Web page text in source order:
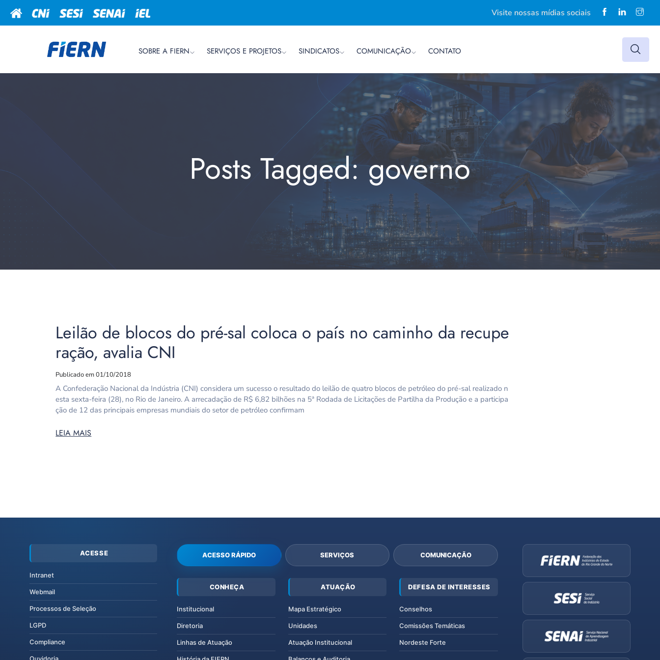
Visite nossas mídias sociais
SOBRE A FIERN SERVIÇOS E PROJETOS SINDICATOS COMUNICAÇÃO CONTATO
Posts Tagged: governo
Leilão de blocos do pré-sal coloca o país no caminho da recupe
ração, avalia CNI
Publicado em 01/10/2018
A Confederação Nacional da Indústria (CNI) considera um sucesso o resultado do leilão de quatro blocos de petróleo do pré-sal realizado n
esta sexta-feira (28), no Rio de Janeiro. A arrecadação de R$ 6,82 bilhões na 5ª Rodada de Licitações de Partilha da Produção e a participa
ção de 12 das principais empresas mundiais do setor de petróleo confirmam
LEIA MAIS
ACESSE
Intranet
Webmail
Processos de Seleção
LGPD
Compliance
Ouvidoria
ACESSO RÁPIDO SERVIÇOS COMUNICAÇÃO
CONHEÇA
Institucional
Diretoria
Linhas de Atuação
ATUAÇÃO
Mapa Estratégico
Unidades
Atuação Institucional
DEFESA DE INTERESSES
Conselhos
Comissões Temáticas
Nordeste Forte